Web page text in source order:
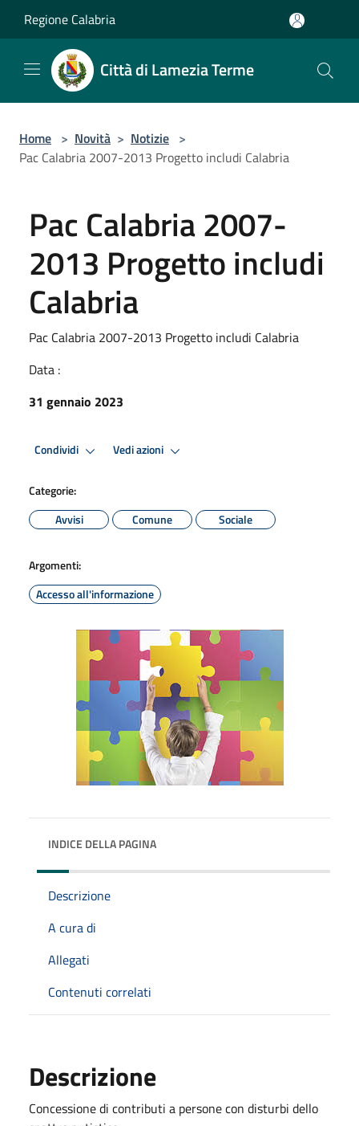
Regione Calabria
Città di Lamezia Terme
Home > Novità > Notizie >
Pac Calabria 2007-2013 Progetto includi Calabria
Pac Calabria 2007-
2013 Progetto includi
Calabria
Pac Calabria 2007-2013 Progetto includi Calabria
Data :
31 gennaio 2023
Condividi Vedi azioni
Categorie:
Avvisi
Comune Sociale
Argomenti:
Accesso all'informazione
INDICE DELLA PAGINA
Descrizione
A cura di
Allegati
Contenuti correlati
Descrizione
Concessione di contributi a persone con disturbi dello